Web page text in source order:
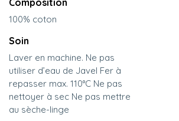
Composition
100% coton
Soin
Laver en machine. Ne pas
utiliser d’eau de Javel Fer à
repasser max. 110°C Ne pas
nettoyer à sec Ne pas mettre
au sèche-linge